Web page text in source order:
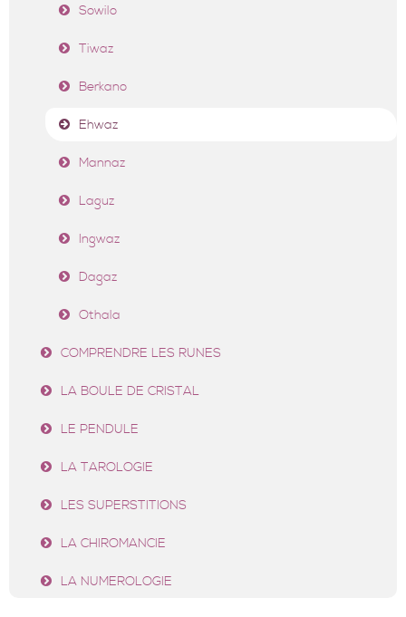
Sowilo
Tiwaz
Berkano
Ehwaz
Mannaz
Laguz
Ingwaz
Dagaz
Othala
COMPRENDRE LES RUNES
LA BOULE DE CRISTAL
LE PENDULE
LA TAROLOGIE
LES SUPERSTITIONS
LA CHIROMANCIE
LA NUMEROLOGIE